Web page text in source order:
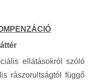
ellátásokról szóló
rászorultságtól függő